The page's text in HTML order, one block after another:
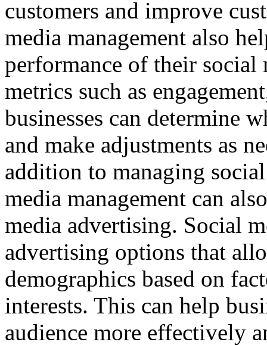
customers and improve
media management also
performance of their social
metrics such as
businesses can determine
and make adjustments as
addition to managing
media management can
media advertising. Social
advertising options that
demographics based on
interests. This can help
audience more effectively